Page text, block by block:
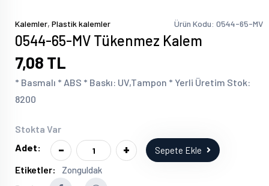
Kalemler, Plastik kalemler Ürün Kodu: 0544-65-MV
0544-65-MV Tükenmez Kalem
7,08 TL
* Basmalı * ABS * Baskı: UV,Tampon * Yerli Üretim Stok:
8200
Stokta Var
Adet:
- + Sepete Ekle
Etiketler: Zonguldak